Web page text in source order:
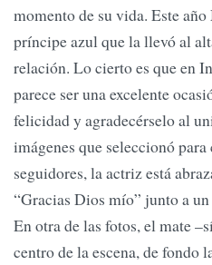
momento de su vida. Este
príncipe azul que la llevó al
relación. Lo cierto es que en
parece ser una excelente
felicidad y agradecérselo al
imágenes que seleccionó
seguidores, la actriz está
“Gracias Dios mío” junto a
En otra de las fotos, el mate
centro de la escena, de fondo